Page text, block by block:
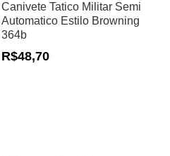
Canivete Tatico Militar Semi
Automatico Estilo Browning
364b
R$48,70